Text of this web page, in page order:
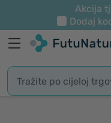
Akcija
Dodaj